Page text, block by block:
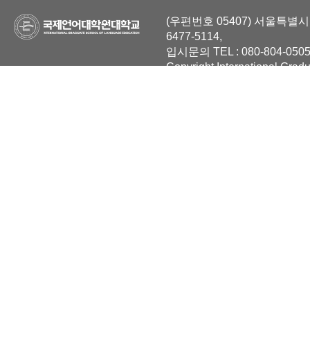
(우편번호 05407) 서울특별
6477-5114,
입시문의 TEL : 080-804-
Copyright International